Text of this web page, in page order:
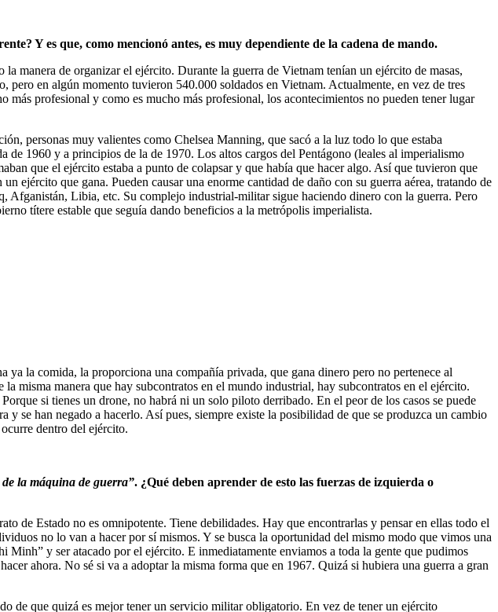
Y es que, como mencionó antes, es muy dependiente de la cadena de mando.
manera de organizar el ejército. Durante la guerra de Vietnam tenían un ejército de masas,
pero en algún momento tuvieron 540.000 soldados en Vietnam. Actualmente, en vez de tres
profesional y como es mucho más profesional, los acontecimientos no pueden tener lugar
personas muy valientes como Chelsea Manning, que sacó a la luz todo lo que estaba
1960 y a principios de la de 1970. Los altos cargos del Pentágono (leales al imperialismo
que el ejército estaba a punto de colapsar y que había que hacer algo. Así que tuvieron que
ejército que gana. Pueden causar una enorme cantidad de daño con su guerra aérea, tratando de
Libia, etc. Su complejo industrial-militar sigue haciendo dinero con la guerra. Pero
títere estable que seguía dando beneficios a la metrópolis imperialista.
la comida, la proporciona una compañía privada, que gana dinero pero no pertenece al
misma manera que hay subcontratos en el mundo industrial, hay subcontratos en el ejército.
si tienes un drone, no habrá ni un solo piloto derribado. En el peor de los casos se puede
y se han negado a hacerlo. Así pues, siempre existe la posibilidad de que se produzca un cambio
dentro del ejército.
la máquina de guerra”. ¿Qué deben aprender de esto las fuerzas de izquierda o
de Estado no es omnipotente. Tiene debilidades. Hay que encontrarlas y pensar en ellas todo el
no lo van a hacer por sí mismos. Y se busca la oportunidad del mismo modo que vimos una
y ser atacado por el ejército. E inmediatamente enviamos a toda la gente que pudimos
ahora. No sé si va a adoptar la misma forma que en 1967. Quizá si hubiera una guerra a gran
de que quizá es mejor tener un servicio militar obligatorio. En vez de tener un ejército